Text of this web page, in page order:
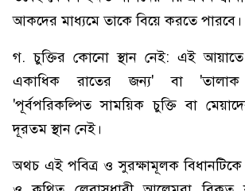
আকদের মাধ্যমে তাকে বিয়ে করতে পারবে।
গ. চুক্তির কোনো স্থান নেই: এই
একাধিক রাতের জন্য' বা 'তালাক
'পূর্বপরিকল্পিত সাময়িক চুক্তি বা
দূরতম স্থান নেই।
অথচ এই পবিত্র ও সুরক্ষামূলক